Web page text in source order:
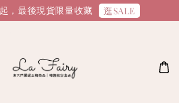
，最後現貨限量收藏 逛SALE